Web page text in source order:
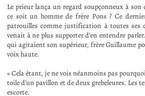
Le prieur lança un regard soupçonneux à son
ce soit un homme de frère Pons ? Ce
patrouilles comme justification à toutes ses
venait à ne plus supporter d’en entendre
qui agitaient son supérieur, frère Guillaume
voix haute.
« Cela étant, je ne vois néanmoins pas
toile d’un pavillon et de deux grebeleures. Les
escorte.